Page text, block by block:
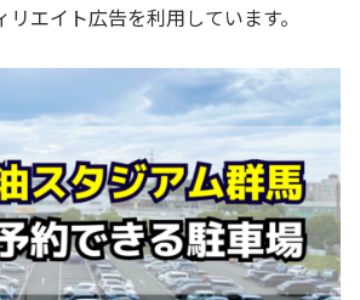
エイト広告を利用しています。